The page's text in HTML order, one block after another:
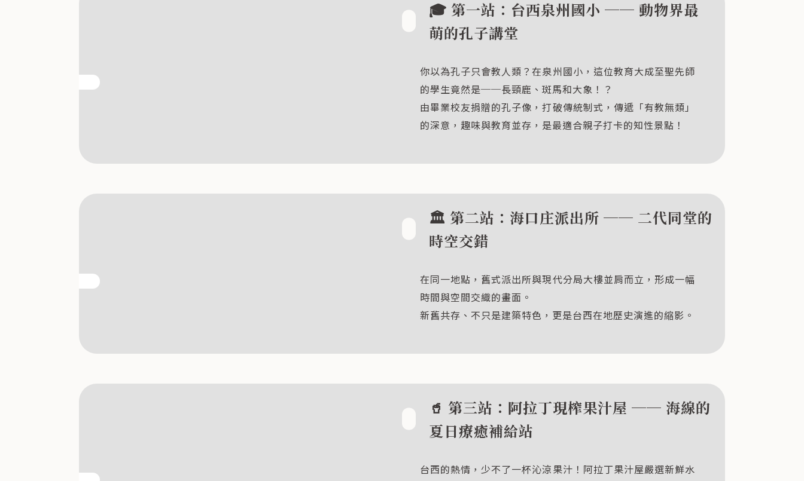
🎓 第一站：台西泉州國小 ── 動物界最
萌的孔子講堂
你以為孔子只會教人類？在泉州國小，這位教育大成至聖先師
的學生竟然是──長頸鹿、斑馬和大象！？
由畢業校友捐贈的孔子像，打破傳統制式，傳遞「有教無類」
的深意，趣味與教育並存，是最適合親子打卡的知性景點！
🏛️ 第二站：海口庄派出所 ── 二代同堂的
時空交錯
在同一地點，舊式派出所與現代分局大樓並肩而立，形成一幅
時間與空間交織的畫面。
新舊共存、不只是建築特色，更是台西在地歷史演進的縮影。
🥤 第三站：阿拉丁現榨果汁屋 ── 海線的
夏日療癒補給站
台西的熱情，少不了一杯沁涼果汁！阿拉丁果汁屋嚴選新鮮水